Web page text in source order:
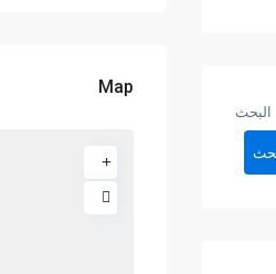
Map
البحث